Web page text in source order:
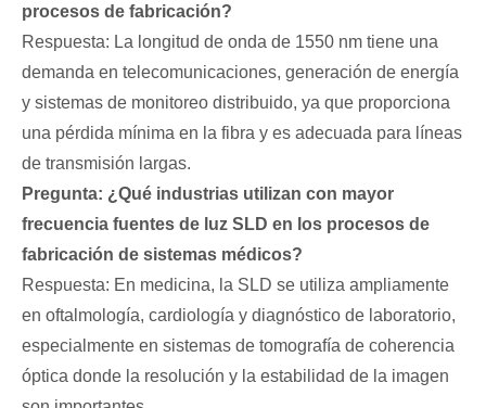
procesos de fabricación?
Respuesta: La longitud de onda de 1550 nm tiene una
demanda en telecomunicaciones, generación de energía
y sistemas de monitoreo distribuido, ya que proporciona
una pérdida mínima en la fibra y es adecuada para líneas
de transmisión largas.
Pregunta: ¿Qué industrias utilizan con mayor
frecuencia fuentes de luz SLD en los procesos de
fabricación de sistemas médicos?
Respuesta: En medicina, la SLD se utiliza ampliamente
en oftalmología, cardiología y diagnóstico de laboratorio,
especialmente en sistemas de tomografía de coherencia
óptica donde la resolución y la estabilidad de la imagen